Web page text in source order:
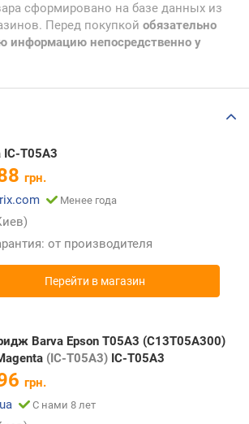
сформировано на базе данных из
Перед покупкой обязательно
информацию непосредственно у
IC-T05A3
грн.
Менее года
от производителя
Перейти в магазин
Barva Epson T05A3 (C13T05A300)
(IC-T05A3) IC-T05A3
грн.
С нами 8 лет